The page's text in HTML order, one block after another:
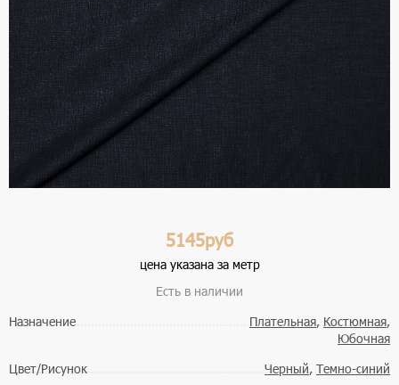
5145руб
цена указана за метр
Есть в наличии
Назначение
Плательная, Костюмная,
Юбочная
Цвет/Рисунок
Черный, Темно-синий